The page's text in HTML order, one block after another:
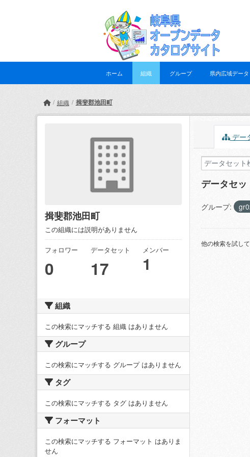
ホーム 組織 グループ 県内広域データ
組織 揖斐郡池田町
揖斐郡池田町
この組織には説明がありません
フォロワー
0
データセット
17
メンバー
1
組織
この検索にマッチする 組織 はありません
グループ
この検索にマッチする グループ はありません
タグ
この検索にマッチする タグ はありません
フォーマット
この検索にマッチする フォーマット はありま
せん
デー
データセ
グループ:
他の検索を試して